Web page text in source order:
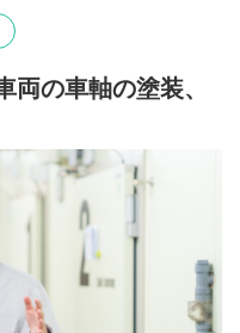
社長です！
1つの大家族」という考え
多く、皆様楽しく伸び伸
達は親身になってきいてく
道車両の車軸の塗装、養
クリフト作業が中心で
内します！お気軽にご応
両の車軸の塗装、